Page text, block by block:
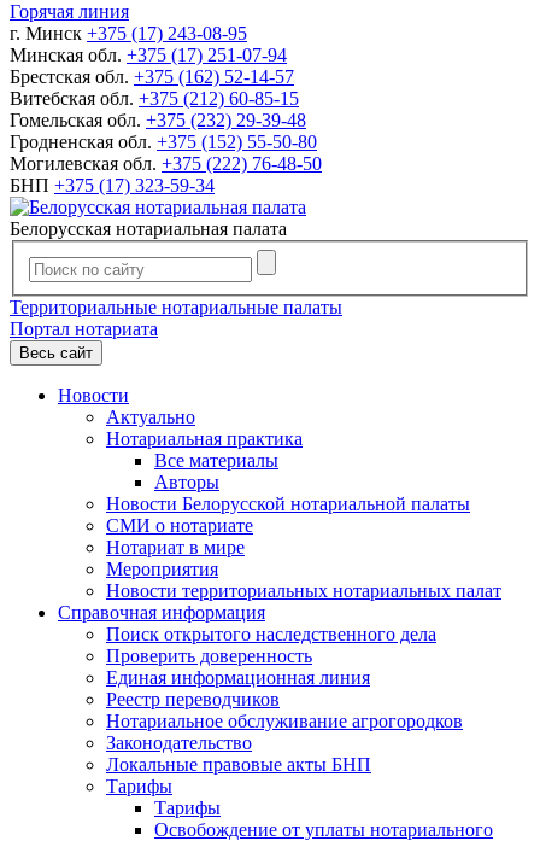
Горячая линия
г. Минск +375 (17) 243-08-95
Минская обл. +375 (17) 251-07-94
Брестская обл. +375 (162) 52-14-57
Витебская обл. +375 (212) 60-85-15
Гомельская обл. +375 (232) 29-39-48
Гродненская обл. +375 (152) 55-50-80
Могилевская обл. +375 (222) 76-48-50
БНП +375 (17) 323-59-34
Белорусская нотариальная палата
Территориальные нотариальные палаты
Портал нотариата
Весь сайт
Новости
Актуально
Нотариальная практика
Все материалы
Авторы
Новости Белорусской нотариальной палаты
СМИ о нотариате
Нотариат в мире
Мероприятия
Новости территориальных нотариальных палат
Справочная информация
Поиск открытого наследственного дела
Проверить доверенность
Единая информационная линия
Реестр переводчиков
Нотариальное обслуживание агрогородков
Законодательство
Локальные правовые акты БНП
Тарифы
Тарифы
Освобождение от уплаты нотариального